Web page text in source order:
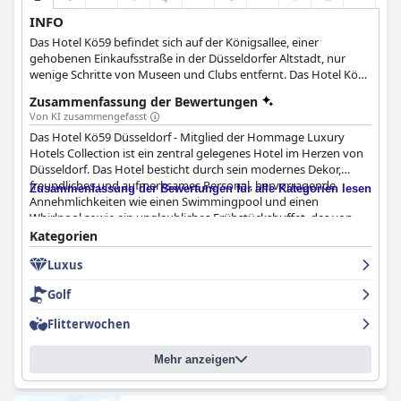
INFO
Das Hotel Kö59 befindet sich auf der Königsallee, einer
gehobenen Einkaufsstraße in der Düsseldorfer Altstadt, nur
wenige Schritte von Museen und Clubs entfernt. Das Hotel Kö59
treffen Eleganz, Luxus und Stil aufeinander. Ob Kurzurlaub,
Shopping-Wochenende oder Geschäftsreise, das Hotel Kö59 hat
alles, was Sie brauchen.
Zusammenfassung der Bewertungen
Von KI zusammengefasst
Das Hotel Kö59 Düsseldorf - Mitglied der Hommage Luxury
Hotels Collection ist ein zentral gelegenes Hotel im Herzen von
Düsseldorf. Das Hotel besticht durch sein modernes Dekor,
freundliches und aufmerksames Personal, hervorragende
Annehmlichkeiten wie einen Swimmingpool und einen
Whirlpool sowie ein unglaubliches Frühstücksbuffet, das von
vielen Gästen als erstaunlich beschrieben wird. Die Lage des
Hotels ist perfekt, um gehobene Viertel, Einkaufsmöglichkeiten
und beliebte Attraktionen zu erkunden. Die Zimmer sind
bequeme Betten, obwohl einige Gäste meinen, dass sie
renovierungsbedürftig sind. Die Sauberkeit des Hotels wird
allgemein geschätzt, und die Gäste loben häufig die
Aufmerksamkeit und Sorgfalt des Reinigungspersonals. Das
Personal wird für seine Freundlichkeit und Kompetenz gelobt,
obwohl in einigen negativen Bewertungen unfreundliches
Personal erwähnt wird. Die Erfahrungen mit dem Spa sind
Zusammenfassung der Bewertungen für alle Kategorien lesen
Kategorien
Luxus
Golf
Flitterwochen
Mehr anzeigen